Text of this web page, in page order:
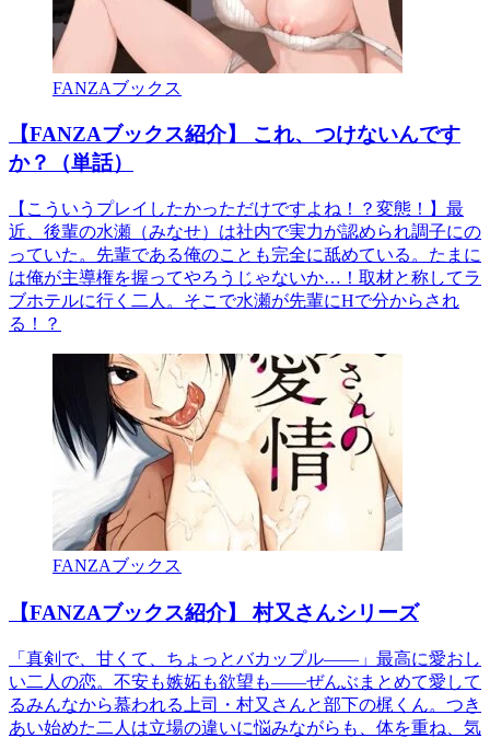
FANZAブックス
【FANZAブックス紹介】 これ、つけないんです
か？（単話）
【こういうプレイしたかっただけですよね！？変態！】最
近、後輩の水瀬（みなせ）は社内で実力が認められ調子にの
っていた。先輩である俺のことも完全に舐めている。たまに
は俺が主導権を握ってやろうじゃないか…！取材と称してラ
ブホテルに行く二人。そこで水瀬が先輩にHで分からされ
る！？
FANZAブックス
【FANZAブックス紹介】 村又さんシリーズ
「真剣で、甘くて、ちょっとバカップル――」最高に愛おし
い二人の恋。不安も嫉妬も欲望も――ぜんぶまとめて愛して
るみんなから慕われる上司・村又さんと部下の梶くん。つき
あい始めた二人は立場の違いに悩みながらも、体を重ね、気